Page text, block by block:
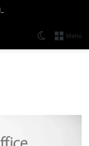
Menú
Switch skin